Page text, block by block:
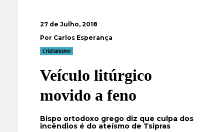
27 de Julho, 2018
Por Carlos Esperança
Cristianismo
Veículo litúrgico
movido a feno
Bispo ortodoxo grego diz que culpa dos
incêndios é do ateísmo de Tsipras